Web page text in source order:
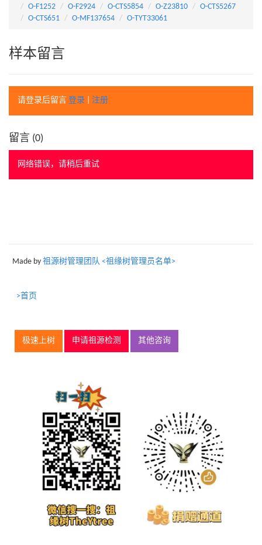
O-F1252
O-F2924 O-CTS5854 O-Z23810
O-CTS5267
O-CTS651
O-MF137654 O-TYT33061
样本留言
请登录后留言 登录 注册
留言 (0)
网络错误，请稍后重试
Made by 祖源树管理团队 <祖缘树管理员名单>
>首页
极速上树 申请祖源检测 其他咨询